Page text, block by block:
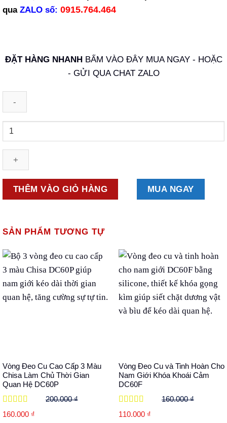
qua ZALO số: 0915.764.464
ĐẶT HÀNG NHANH BẤM VÀO ĐÂY MUA NGAY - HOẶC
- GỬI QUA CHAT ZALO
Số
THÊM VÀO GIỎ HÀNG MUA NGAY
SẢN PHẨM TƯƠNG TỰ
Vòng Đeo Cu Cao Cấp 3 Màu
Chisa Làm Chủ Thời Gian
Quan Hệ DC60P
Được xếp
hạng55 sao
200.000₫
Giá
160.000 ₫
Vòng Đeo Cu và Tinh Hoàn Cho
Nam Giới Khóa Khoái Cảm
DC60F
Được xếp
hạng55 sao
160.000₫
Giá
110.000 ₫